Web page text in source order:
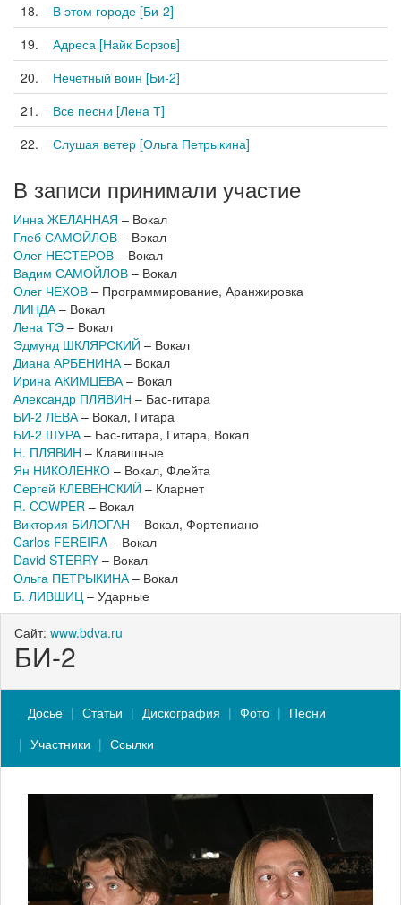
18.
В этом городе [Би-2]
19.
Адреса [Найк Борзов]
20.
Нечетный воин [Би-2]
21.
Все песни [Лена Т]
22.
Слушая ветер [Ольга Петрыкина]
В записи принимали участие
Инна ЖЕЛАННАЯ – Вокал
Глеб САМОЙЛОВ – Вокал
Олег НЕСТЕРОВ – Вокал
Вадим САМОЙЛОВ – Вокал
Олег ЧЕХОВ – Программирование, Аранжировка
ЛИНДА– Вокал
Лена ТЭ – Вокал
Эдмунд ШКЛЯРСКИЙ – Вокал
Диана АРБЕНИНА– Вокал
Ирина АКИМЦЕВА– Вокал
Александр ПЛЯВИН – Бас-гитара
БИ-2 ЛЕВА– Вокал, Гитара
БИ-2 ШУРА– Бас-гитара, Гитара, Вокал
Н. ПЛЯВИН – Клавишные
Ян НИКОЛЕНКО – Вокал, Флейта
Сергей КЛЕВЕНСКИЙ – Кларнет
R. COWPER – Вокал
Виктория БИЛОГАН – Вокал, Фортепиано
Carlos FEREIRA – Вокал
David STERRY – Вокал
Ольга ПЕТРЫКИНА– Вокал
Б. ЛИВШИЦ– Ударные
Сайт: www.bdva.ru
БИ-2
Досье Статьи Дискография Фото
Песни
Участники
Ссылки